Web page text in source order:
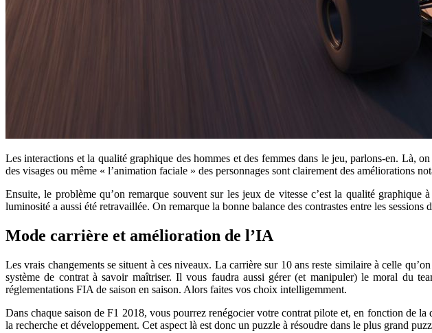
Les interactions et la qualité graphique des hommes et des femmes dans le jeu, parlons-en. Là,
des visages ou même « l’animation faciale » des personnages sont clairement des améliorations
Ensuite, le problème qu’on remarque souvent sur les jeux de vitesse c’est la qualité
luminosité a aussi été retravaillée. On remarque la bonne balance des contrastes entre les
Mode carrière et amélioration de l’IA
Les vrais changements se situent à ces niveaux. La carrière sur 10 ans reste similaire à celle
système de contrat à savoir maîtriser. Il vous faudra aussi gérer (et manipuler) le moral du
réglementations FIA de saison en saison. Alors faites vos choix intelligemment.
Dans chaque saison de F1 2018, vous pourrez renégocier votre contrat pilote et, en fonction de
la recherche et développement. Cet aspect là est donc un puzzle à résoudre dans le plus grand